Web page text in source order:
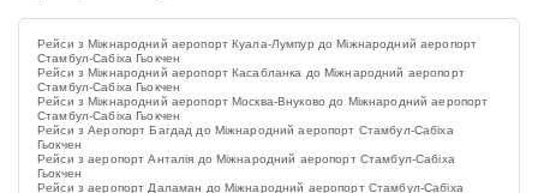
Рейси з Міжнародний аеропорт Куала-Лумпур до Міжнародний аеропорт
Стамбул-Сабіха Гьокчен
Рейси з Міжнародний аеропорт Касабланка до Міжнародний аеропорт
Стамбул-Сабіха Гьокчен
Рейси з Міжнародний аеропорт Москва-Внуково до Міжнародний аеропорт
Стамбул-Сабіха Гьокчен
Рейси з Аеропорт Багдад до Міжнародний аеропорт Стамбул-Сабіха
Гьокчен
Рейси з аеропорт Анталія до Міжнародний аеропорт Стамбул-Сабіха
Гьокчен
Рейси з аеропорт Даламан до Міжнародний аеропорт Стамбул-Сабіха